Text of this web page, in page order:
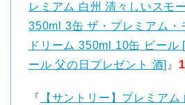
レミアム 白州 清々しいスモ
350ml 3缶 ザ・プレミアム・
ドリーム 350ml 10缶 ビール
ール 父の日プレゼント 酒] 』
『
【サントリー】プレミア